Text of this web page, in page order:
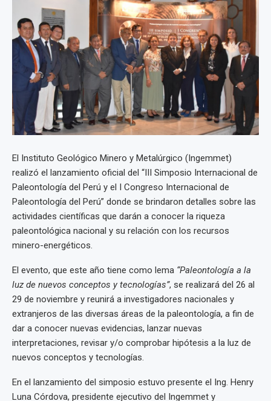
El Instituto Geológico Minero y Metalúrgico (Ingemmet)
realizó el lanzamiento oficial del “III Simposio Internacional de
Paleontología del Perú y el I Congreso Internacional de
Paleontología del Perú” donde se brindaron detalles sobre las
actividades científicas que darán a conocer la riqueza
paleontológica nacional y su relación con los recursos
minero-energéticos.
El evento, que este año tiene como lema “Paleontología a la
luz de nuevos conceptos y tecnologías”, se realizará del 26 al
29 de noviembre y reunirá a investigadores nacionales y
extranjeros de las diversas áreas de la paleontología, a fin de
dar a conocer nuevas evidencias, lanzar nuevas
interpretaciones, revisar y/o comprobar hipótesis a la luz de
nuevos conceptos y tecnologías.
En el lanzamiento del simposio estuvo presente el Ing. Henry
Luna Córdova, presidente ejecutivo del Ingemmet y